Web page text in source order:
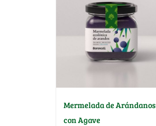
Mermelada de Arándanos
con Agave